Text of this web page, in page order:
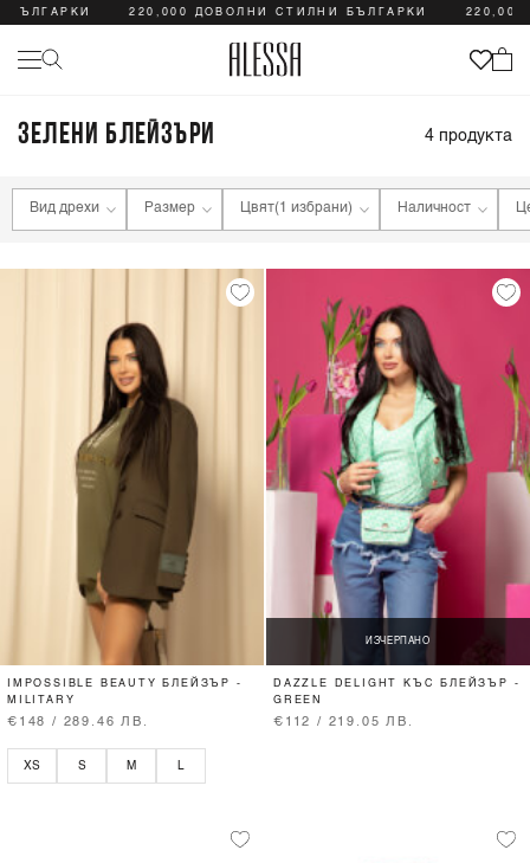
БЪЛГАРКИ 220,000 ДОВОЛНИ СТИЛНИ БЪЛГАРКИ
ЗЕЛЕНИ БЛЕЙЗЪРИ 4продукта
Вид дрехи Размер Цвят(1 избрани) Наличност
IMPOSSIBLE BEAUTY БЛЕЙЗЪР -
MILITARY
€148 / 289.46 ЛВ.
XS S M
ИЗЧЕРПАНО
DAZZLE DELIGHT КЪС БЛЕЙЗЪР -
GREEN
€112 / 219.05 ЛВ.